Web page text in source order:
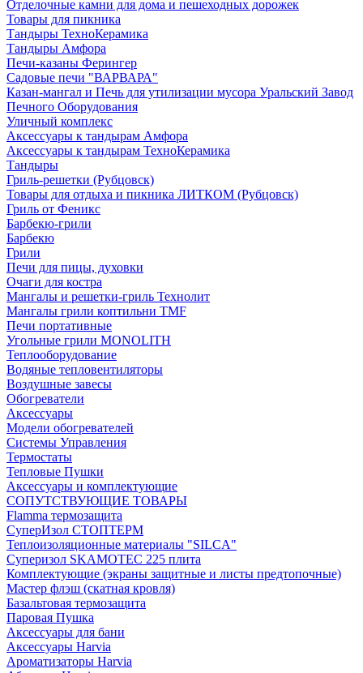
Отделочные камни для дома и пешеходных дорожек
Товары для пикника
Тандыры ТехноКерамика
Тандыры Амфора
Печи-казаны Ферингер
Садовые печи "ВАРВАРА"
Казан-мангал и Печь для утилизации мусора Уральский Завод
Печного Оборудования
Уличный комплекс
Аксессуары к тандырам Амфора
Аксессуары к тандырам ТехноКерамика
Тандыры
Гриль-решетки (Рубцовск)
Товары для отдыха и пикника ЛИТКОМ (Рубцовск)
Гриль от Феникс
Барбекю-грили
Барбекю
Грили
Печи для пицы, духовки
Очаги для костра
Мангалы и решетки-гриль Технолит
Мангалы грили коптильни TMF
Печи портативные
Угольные грили MONOLITH
Теплооборудование
Водяные тепловентиляторы
Воздушные завесы
Обогреватели
Аксессуары
Модели обогревателей
Системы Управления
Термостаты
Тепловые Пушки
Аксессуары и комплектующие
СОПУТСТВУЮЩИЕ ТОВАРЫ
Flamma термозащита
СуперИзол СТОПТЕРМ
Теплоизоляционные материалы "SILCA"
Суперизол SKAMOTEC 225 плита
Комплектующие (экраны защитные и листы предтопочные)
Мастер флэш (скатная кровля)
Базальтовая термозащита
Паровая Пушка
Аксессуары для бани
Аксессуары Harvia
Ароматизаторы Harvia